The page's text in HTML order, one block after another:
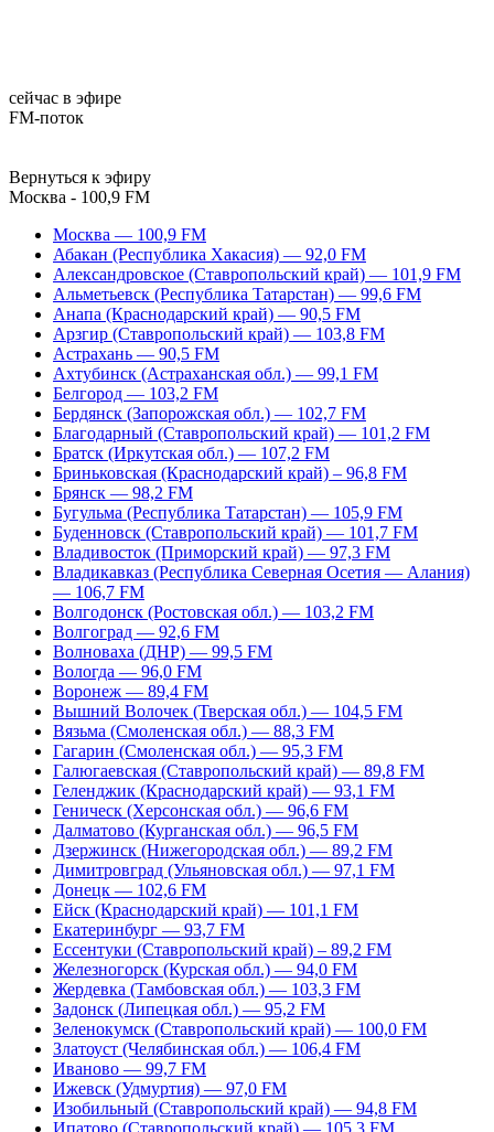
сейчас в эфире
FM-поток
Вернуться к эфиру
Москва - 100,9 FM
Москва — 100,9 FM
Абакан (Республика Хакасия) — 92,0 FM
Александровское (Ставропольский край) — 101,9 FM
Альметьевск (Республика Татарстан) — 99,6 FM
Анапа (Краснодарский край) — 90,5 FM
Арзгир (Ставропольский край) — 103,8 FM
Астрахань — 90,5 FM
Ахтубинск (Астраханская обл.) — 99,1 FM
Белгород — 103,2 FM
Бердянск (Запорожская обл.) — 102,7 FM
Благодарный (Ставропольский край) — 101,2 FM
Братск (Иркутская обл.) — 107,2 FM
Бриньковская (Краснодарский край) – 96,8 FM
Брянск — 98,2 FM
Бугульма (Республика Татарстан) — 105,9 FM
Буденновск (Ставропольский край) — 101,7 FM
Владивосток (Приморский край) — 97,3 FM
Владикавказ (Республика Северная Осетия — Алания)
— 106,7 FM
Волгодонск (Ростовская обл.) — 103,2 FM
Волгоград — 92,6 FM
Волноваха (ДНР) — 99,5 FM
Вологда — 96,0 FM
Воронеж — 89,4 FM
Вышний Волочек (Тверская обл.) — 104,5 FM
Вязьма (Смоленская обл.) — 88,3 FM
Гагарин (Смоленская обл.) — 95,3 FM
Галюгаевская (Ставропольский край) — 89,8 FM
Геленджик (Краснодарский край) — 93,1 FM
Геническ (Херсонская обл.) — 96,6 FM
Далматово (Курганская обл.) — 96,5 FM
Дзержинск (Нижегородская обл.) — 89,2 FM
Димитровград (Ульяновская обл.) — 97,1 FM
Донецк — 102,6 FM
Ейск (Краснодарский край) — 101,1 FM
Екатеринбург — 93,7 FM
Ессентуки (Ставропольский край) – 89,2 FM
Железногорск (Курская обл.) — 94,0 FM
Жердевка (Тамбовская обл.) — 103,3 FM
Задонск (Липецкая обл.) — 95,2 FM
Зеленокумск (Ставропольский край) — 100,0 FM
Златоуст (Челябинская обл.) — 106,4 FM
Иваново — 99,7 FM
Ижевск (Удмуртия) — 97,0 FM
Изобильный (Ставропольский край) — 94,8 FM
Ипатово (Ставропольский край) — 105,3 FM